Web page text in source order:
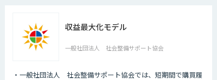
収益最大化モデル
一般社団法人 社会整備サポート協会
・一般社団法人 社会整備サポート協会では、短期間で購買履